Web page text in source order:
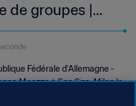
de groupes |
la FIFA, Italie
Fédérale d'Allemagne -
Meazza à San Siro, Milan le